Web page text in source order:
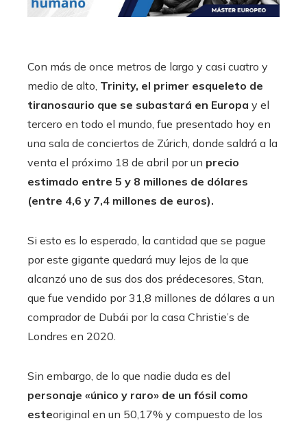
Con más de once metros de largo y casi cuatro y
medio de alto, Trinity, el primer esqueleto de
tiranosaurio que se subastará en Europa y el
tercero en todo el mundo, fue presentado hoy en
una sala de conciertos de Zúrich, donde saldrá a la
venta el próximo 18 de abril por un precio
estimado entre 5 y 8 millones de dólares
(entre 4,6 y 7,4 millones de euros).
Si esto es lo esperado, la cantidad que se pague
por este gigante quedará muy lejos de la que
alcanzó uno de sus dos dos prédecesores, Stan,
que fue vendido por 31,8 millones de dólares a un
comprador de Dubái por la casa Christie’s de
Londres en 2020.
Sin embargo, de lo que nadie duda es del
personaje «único y raro» de un fósil como
esteoriginal en un 50,17% y compuesto de los